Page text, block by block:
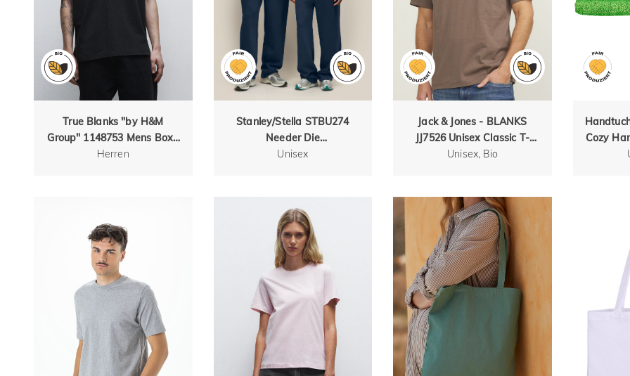
True Blanks "by H&M
Group" 1148753 Mens Boxy
Tee
Herren
Stanley/Stella STBU274
Needer Die
Unisex‑Jogginghose mit
Unisex
Jack & Jones - BLANKS
JJ7526 Unisex Classic T-
Shirt
Unisex, Bio
Cozy